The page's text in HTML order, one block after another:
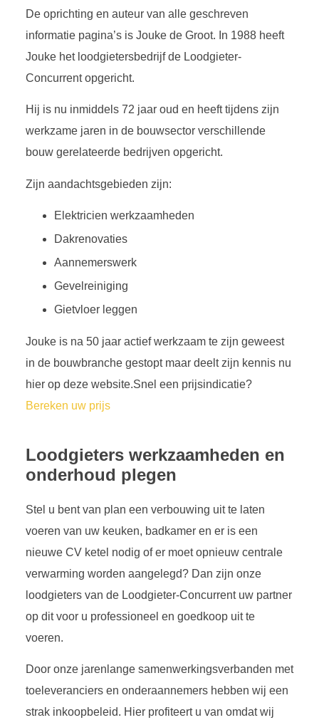
De oprichting en auteur van alle geschreven
informatie pagina’s is Jouke de Groot. In 1988 heeft
Jouke het loodgietersbedrijf de Loodgieter-
Concurrent opgericht.
Hij is nu inmiddels 72 jaar oud en heeft tijdens zijn
werkzame jaren in de bouwsector verschillende
bouw gerelateerde bedrijven opgericht.
Zijn aandachtsgebieden zijn:
Elektricien werkzaamheden
Dakrenovaties
Aannemerswerk
Gevelreiniging
Gietvloer leggen
Jouke is na 50 jaar actief werkzaam te zijn geweest
in de bouwbranche gestopt maar deelt zijn kennis nu
hier op deze website.Snel een prijsindicatie?
Bereken uw prijs
Loodgieters werkzaamheden en
onderhoud plegen
Stel u bent van plan een verbouwing uit te laten
voeren van uw keuken, badkamer en er is een
nieuwe CV ketel nodig of er moet opnieuw centrale
verwarming worden aangelegd? Dan zijn onze
loodgieters van de Loodgieter-Concurrent uw partner
op dit voor u professioneel en goedkoop uit te
voeren.
Door onze jarenlange samenwerkingsverbanden met
toeleveranciers en onderaannemers hebben wij een
strak inkoopbeleid. Hier profiteert u van omdat wij